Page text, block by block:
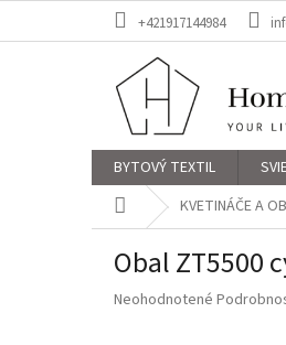
+421917144984
BYTOVÝ TEXTIL
DomovKVETINÁČE A
Obal ZT5500
Priemerné
Neohodnotené